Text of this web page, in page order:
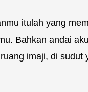
itulah yang
Bahkan andai
imaji, di sudut